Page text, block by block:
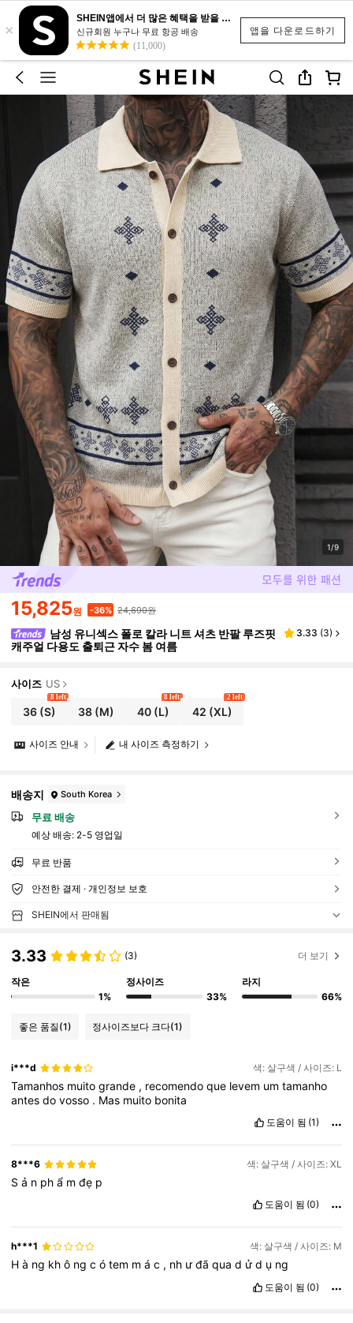
앱을 다운로드하기
×
SHEIN앱에서 더 많은 혜택을 받을 수 있어요.
신규회원 누구나 무료 항공 배송
(11,000)
1/9
15,825원 -36% 24,690원
남성 유니섹스 폴로 칼라 니트 셔츠 반팔 루즈핏
캐주얼 다용도 출퇴근 자수 봄 여름
3.33 (3)
사이즈 US
36(S)
8 left
38 (M) 40(L)
8 left
42 (XL)
2 left
내 사이즈 측정하기
사이즈 안내
배송지 South Korea
무료 배송
예상 배송: 2-5 영업일
무료 반품
안전한 결제 · 개인정보 보호
SHEIN에서 판매됨
3.33 (3) 더 보기
작은
1%
정사이즈
33%
라지
66%
좋은 품질(1) 정사이즈보다 크다(1)
i***d 색: 살구색 / 사이즈: L
Tamanhos muitogrande , recomendoque levem umtamanho
antesdovosso . Mas muito bonita
도움이 됨 (1)
8***6 색: 살구색 / 사이즈: XL
Sả n phẩ mđẹ p
도움이 됨 (0)
h***1 색: 살구색 / 사이즈: M
Hà ng khô ngcótem mác , nh ưđãquad ửd ụ ng
도움이 됨 (0)